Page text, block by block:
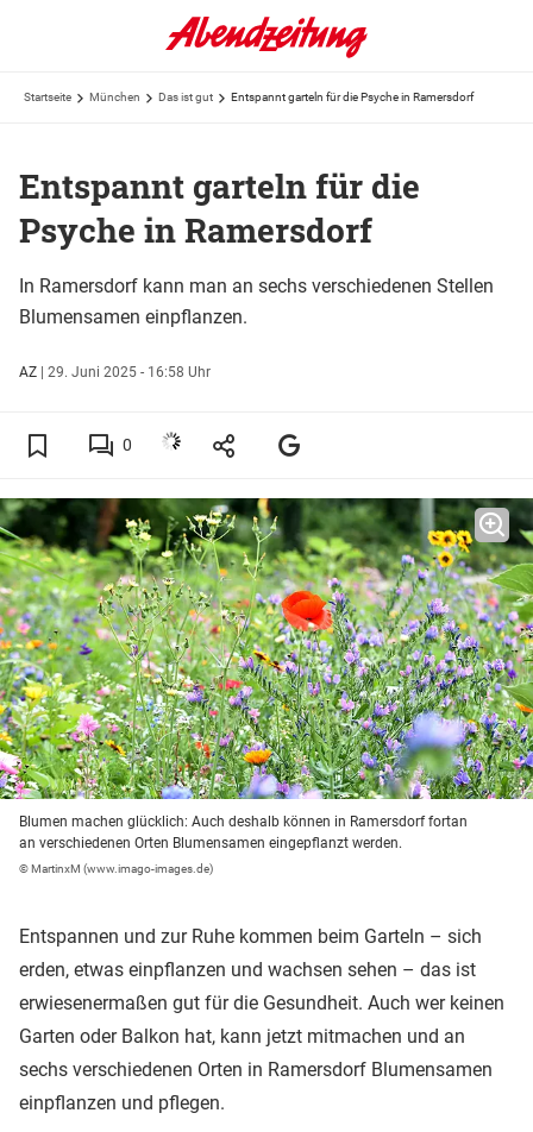
Startseite München Das ist gut Entspannt garteln für die Psyche in Ramersdorf
Entspannt garteln für die
Psyche in Ramersdorf
In Ramersdorf kann man an sechs verschiedenen Stellen
Blumensamen einpflanzen.
AZ | 29. Juni 2025 - 16:58 Uhr
0
Blumen machen glücklich: Auch deshalb können in Ramersdorf fortan
an verschiedenen Orten Blumensamen eingepflanzt werden.
© MartinxM (www.imago-images.de)
Entspannen und zur Ruhe kommen beim Garteln – sich
erden, etwas einpflanzen und wachsen sehen – das ist
erwiesenermaßen gut für die Gesundheit. Auch wer keinen
Garten oder Balkon hat, kann jetzt mitmachen und an
sechs verschiedenen Orten in Ramersdorf Blumensamen
einpflanzen und pflegen.